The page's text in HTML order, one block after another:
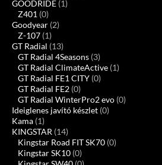
GOODRIDE (1)
Z401 (0)
Goodyear (2)
Z-107 (1)
GT Radial (13)
GT Radial 4Seasons (3)
GT Radial ClimateActive (1)
GT Radial FE1 CITY (0)
GT Radial FE2 (0)
GT Radial WinterPro2 evo (0)
Ideiglenes javító készlet (0)
Kama (1)
KINGSTAR (14)
Kingstar Road FIT SK70 (0)
Kingstar SK10 (0)